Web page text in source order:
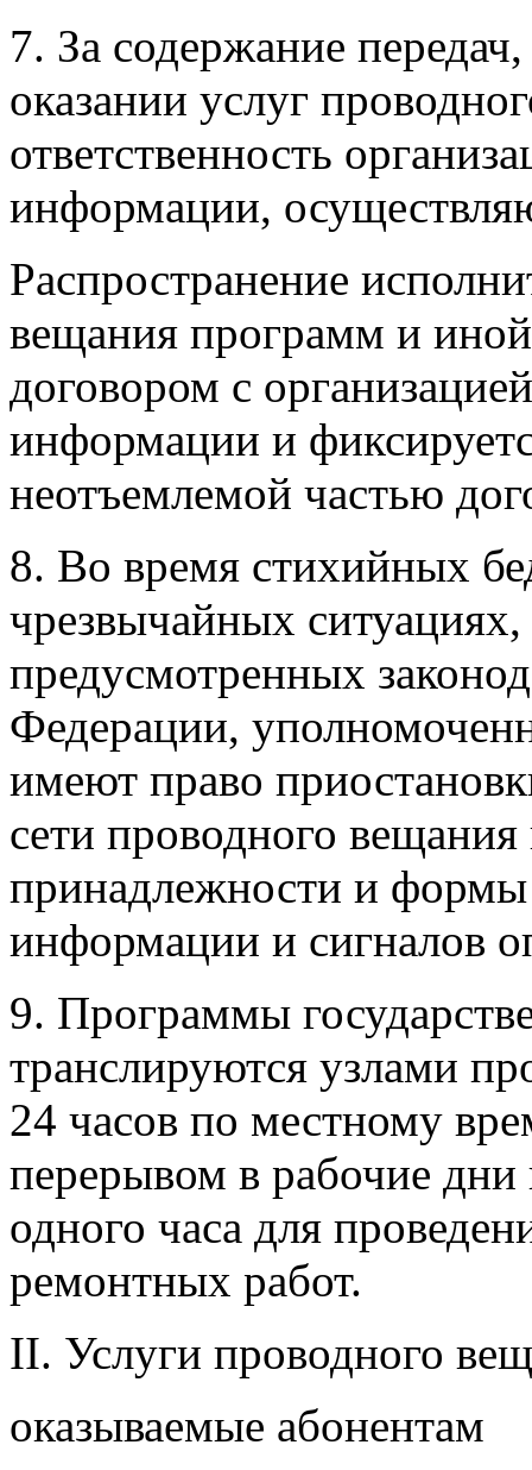
7. За содержание
оказании услуг
ответственность
информации,
Распространение
вещания программ и
договором с
информации и
неотъемлемой частью
8. Во время стихийных
чрезвычайных
предусмотренных
Федерации,
имеют право
сети проводного
принадлежности и формы
информации и сигналов
9. Программы
транслируются узлами
24 часов по местному
перерывом в рабочие
одного часа для
ремонтных работ.
II. Услуги проводного
оказываемые абонентам